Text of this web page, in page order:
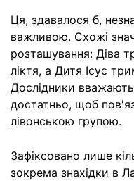
Ця, здавалося б,
важливою. Схожі
розташування: Діва
ліктя, а Дитя Ісус
Дослідники
достатньо, щоб
лівонською групою.
Зафіксовано лише
зокрема знахідки в